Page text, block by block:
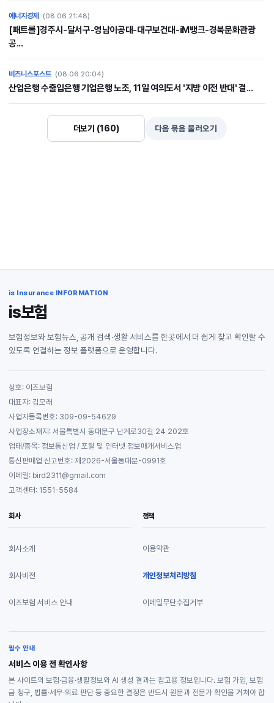
에너지경제 (08.06 21:48)
[패트롤]경주시-달서구-영남이공대-대구보건대-iM뱅크-경북문화관광
공...
비즈니스포스트 (08.06 20:04)
산업은행 수출입은행 기업은행 노조, 11일 여의도서 '지방 이전 반대' 결...
더보기 (160) 다음 묶음 불러오기
is Insurance INFORMATION
is보험
보험정보와 보험뉴스, 공개 검색·생활 서비스를 한곳에서 더 쉽게 찾고 확인할 수
있도록 연결하는 정보 플랫폼으로 운영합니다.
상호: 이즈보험
대표자: 김모래
사업자등록번호: 309-09-54629
사업장소재지: 서울특별시 동대문구 난계로30길 24 202호
업태/종목: 정보통신업 / 포털 및 인터넷 정보매개서비스업
통신판매업 신고번호: 제2026-서울동대문-0991호
이메일: bird2311@gmail.com
고객센터: 1551-5584
회사
회사소개
회사비전
이즈보험 서비스 안내
정책
이용약관
개인정보처리방침
이메일무단수집거부
필수 안내
서비스 이용 전 확인사항
본 사이트의 보험·금융·생활정보와 AI 생성 결과는 참고용 정보입니다. 보험 가입, 보험
금 청구, 법률·세무·의료 판단 등 중요한 결정은 반드시 원문과 전문가 확인을 거쳐야 합